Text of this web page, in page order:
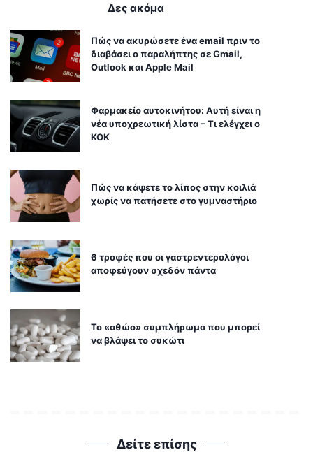
Δες ακόμα
Πώς να ακυρώσετε ένα email πριν το
διαβάσει ο παραλήπτης σε Gmail,
Outlook και Apple Mail
Φαρμακείο αυτοκινήτου: Αυτή είναι η
νέα υποχρεωτική λίστα – Τι ελέγχει ο
ΚΟΚ
Πώς να κάψετε το λίπος στην κοιλιά
χωρίς να πατήσετε στο γυμναστήριο
6 τροφές που οι γαστρεντερολόγοι
αποφεύγουν σχεδόν πάντα
Το «αθώο» συμπλήρωμα που μπορεί
να βλάψει το συκώτι
Δείτε επίσης